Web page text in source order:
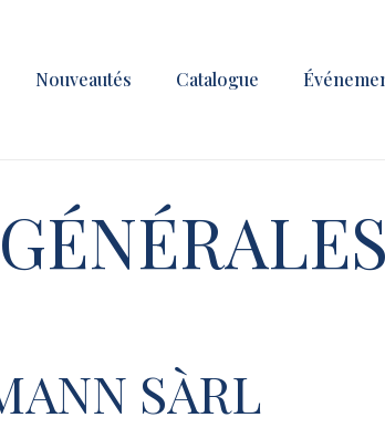
Nouveautés Catalogue
SÀRL